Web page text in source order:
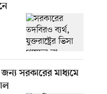
সরকারের মাধ্যমে